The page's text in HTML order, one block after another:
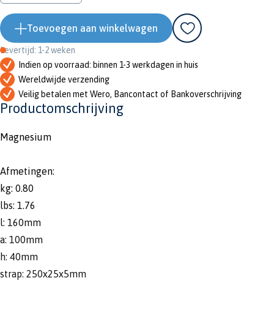
Toevoegen aan winkelwagen
Levertijd: 1-2 weken
Indien op voorraad: binnen 1-3 werkdagen in huis
Wereldwijde verzending
Veilig betalen met Wero, Bancontact of Bankoverschrijving
Productomschrijving
Magnesium
Afmetingen:
kg: 0.80
lbs: 1.76
l: 160mm
a: 100mm
h: 40mm
strap: 250x25x5mm